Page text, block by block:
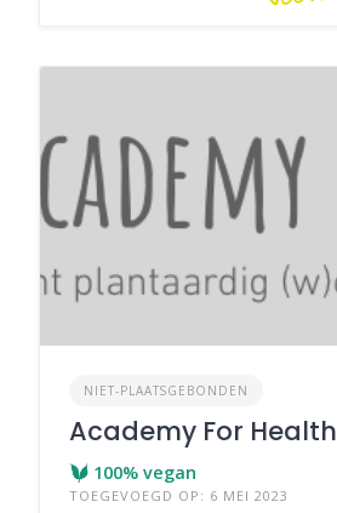
NIET-PLAATSGEBONDEN
Academy For Health
100% vegan
TOEGEVOEGD OP: 6 MEI 2023